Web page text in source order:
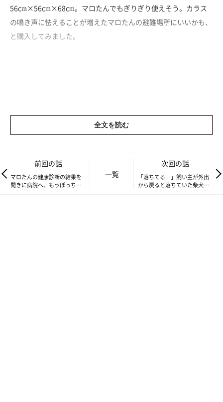
56cm×56cm×68cm。マロたんでもぎりぎり使えそう。カラス
の鳴き声に怯えることが増えたマロたんの避難場所にいいかも、
と購入してみました。
全文を読む
前回の話
マロたんの健康診断の結果を
聞きに病院へ、もうぽっちゃ
一覧
次回の話
「落ちてる…」飼い主が外出
から戻ると落ちていた柴犬マ